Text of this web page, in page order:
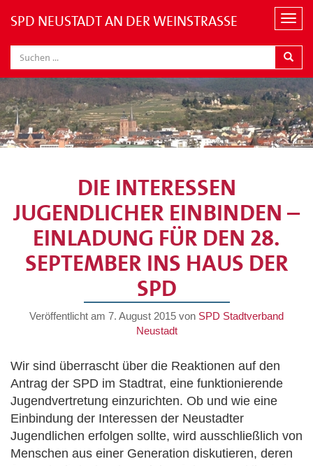
N
v
i
g
a
t
i
o
SPD NEUSTADT AN DER WEINSTRASSE
DIE INTERESSEN
JUGENDLICHER EINBINDEN –
EINLADUNG FÜR DEN 28.
SEPTEMBER INS HAUS DER
SPD
Veröffentlicht am 7. August 2015 von SPD Stadtverband
Neustadt
Wir sind überrascht über die Reaktionen auf den
Antrag der SPD im Stadtrat, eine funktionierende
Jugendvertretung einzurichten. Ob und wie eine
Einbindung der Interessen der Neustadter
Jugendlichen erfolgen sollte, wird ausschließlich von
Menschen aus einer Generation diskutieren, deren